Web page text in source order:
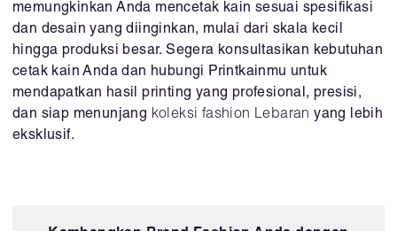
memungkinkan Anda mencetak kain sesuai spesifikasi
dan desain yang diinginkan, mulai dari skala kecil
hingga produksi besar. Segera konsultasikan kebutuhan
cetak kain Anda dan hubungi Printkainmu untuk
mendapatkan hasil printing yang profesional, presisi,
dan siap menunjang koleksi fashion Lebaranyang lebih
eksklusif.